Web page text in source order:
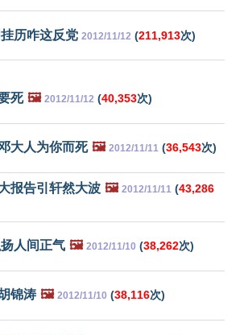
历咋这反党 2012/11/12 (211,913次)
死 🖼️ 2012/11/12 (40,353次)
大人为你而死 🖼️ 2012/11/11 (36,543次)
报告引轩然大波 🖼️ 2012/11/11 (43,286
人间正气 🖼️ 2012/11/10 (38,262次)
锦涛 🖼️ 2012/11/10 (38,116次)